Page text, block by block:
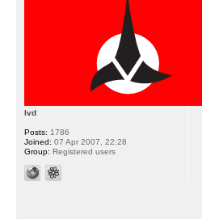
lvd
Posts: 1786
Joined: 07 Apr 2007, 22:28
Group: Registered users